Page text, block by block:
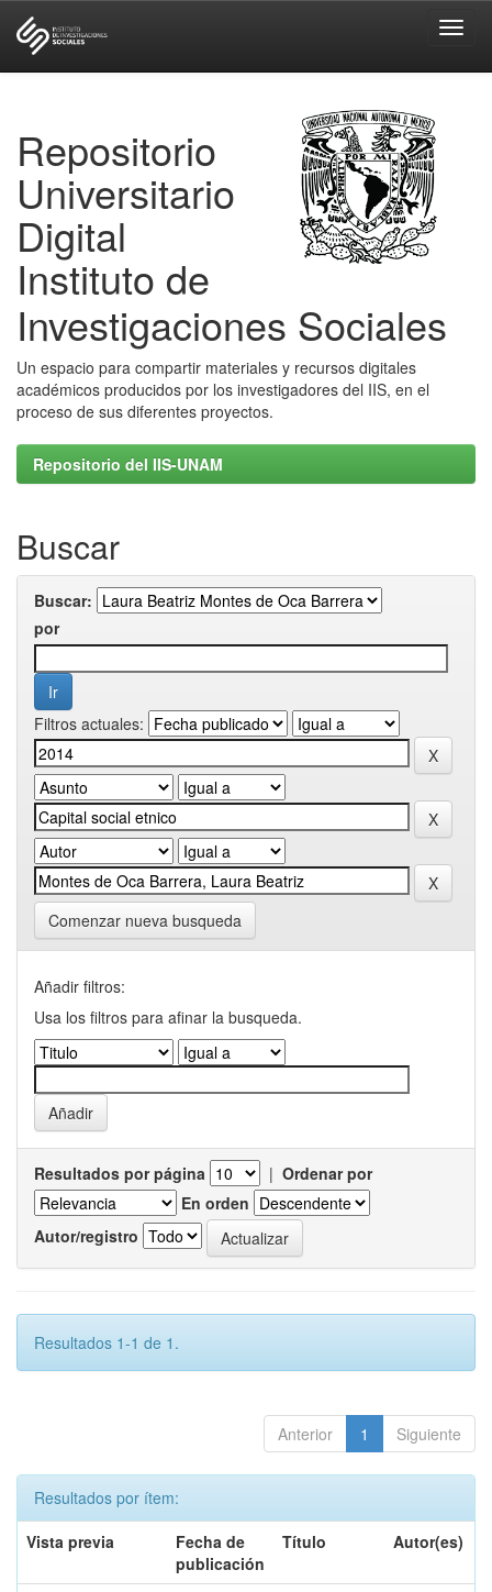
Repositorio
Universitario
Digital
Instituto de
Investigaciones Sociales
Un espacio para compartir materiales y recursos digitales
académicos producidos por los investigadores del IIS, en el
proceso de sus diferentes proyectos.
Repositorio del IIS-UNAM
Buscar
Buscar:
por
Filtros actuales:
Comenzar nueva busqueda
Añadir filtros:
Usa los filtros para afinar la busqueda.
Resultados por página | Ordenar por
En orden
Autor/registro
Resultados 1-1 de 1.
Anterior 1 Siguiente
Resultados por ítem:
Vista previa
Fecha de
publicación
Título Autor(es)